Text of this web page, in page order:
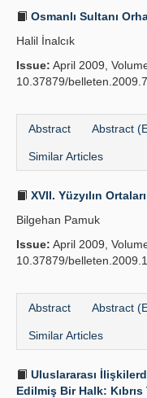
Osmanlı Sultanı
Halil İnalcık
Issue: April 2009,
10.37879/
Abstract Abstract
Similar Articles
XVII. Yüzyılın
Bilgehan Pamuk
Issue: April 2009,
10.37879/
Abstract Abstract
Similar Articles
Uluslararası
Edilmiş Bir Halk: